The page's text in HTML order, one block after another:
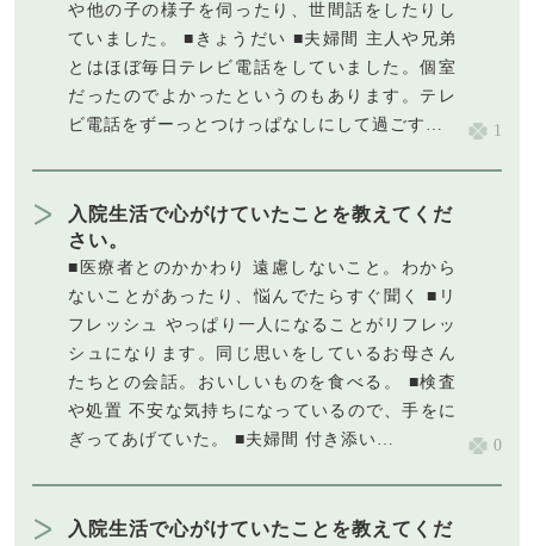
や他の子の様子を伺ったり、世間話をしたりし
ていました。 ■きょうだい ■夫婦間 主人や兄弟
とはほぼ毎日テレビ電話をしていました。個室
だったのでよかったというのもあります。テレ
ビ電話をずーっとつけっぱなしにして過ごす…
1
入院生活で心がけていたことを教えてくだ
さい。
■医療者とのかかわり 遠慮しないこと。わから
ないことがあったり、悩んでたらすぐ聞く ■リ
フレッシュ やっぱり一人になることがリフレッ
シュになります。同じ思いをしているお母さん
たちとの会話。おいしいものを食べる。 ■検査
や処置 不安な気持ちになっているので、手をに
ぎってあげていた。 ■夫婦間 付き添い…
0
入院生活で心がけていたことを教えてくだ